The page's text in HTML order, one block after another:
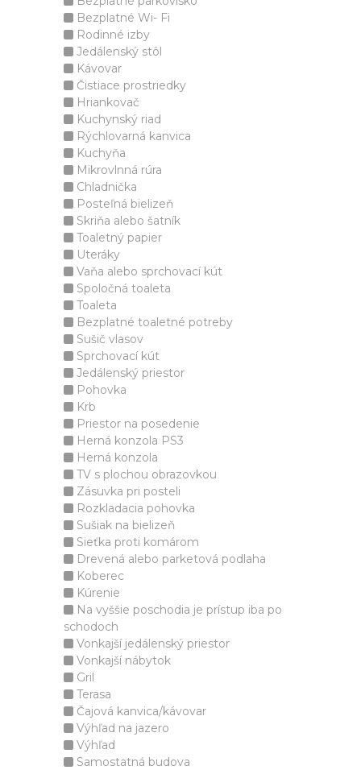
Bezplatné Wi- Fi
Rodinné izby
Jedálenský stôl
Kávovar
Čistiace prostriedky
Hriankovač
Kuchynský riad
Rýchlovarná kanvica
Kuchyňa
Mikrovlnná rúra
Chladnička
Posteľná bielizeň
Skriňa alebo šatník
Toaletný papier
Uteráky
Vaňa alebo sprchovací kút
Spoločná toaleta
Toaleta
Bezplatné toaletné potreby
Sušič vlasov
Sprchovací kút
Jedálenský priestor
Pohovka
Krb
Priestor na posedenie
Herná konzola PS3
Herná konzola
TV s plochou obrazovkou
Zásuvka pri posteli
Rozkladacia pohovka
Sušiak na bielizeň
Sieťka proti komárom
Drevená alebo parketová podlaha
Koberec
Kúrenie
Na vyššie poschodia je prístup iba po
schodoch
Vonkajší jedálenský priestor
Vonkajší nábytok
Gril
Terasa
Čajová kanvica/kávovar
Výhľad na jazero
Výhľad
Samostatná budova